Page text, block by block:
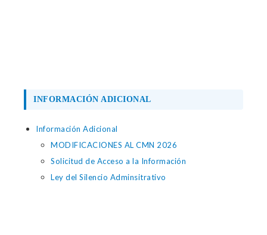
INFORMACIÓN ADICIONAL
Información Adicional
MODIFICACIONES AL CMN 2026
Solicitud de Acceso a la Información
Ley del Silencio Adminsitrativo